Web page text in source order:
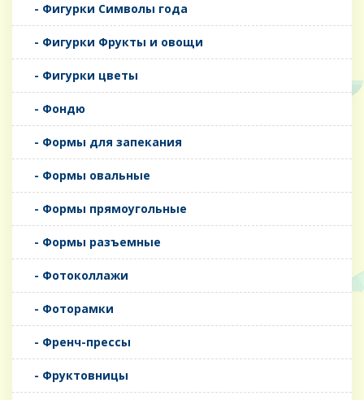
- Фигурки Символы года
- Фигурки Фрукты и овощи
- Фигурки цветы
- Фондю
- Формы для запекания
- Формы овальные
- Формы прямоугольные
- Формы разъемные
- Фотоколлажи
- Фоторамки
- Френч-прессы
- Фруктовницы